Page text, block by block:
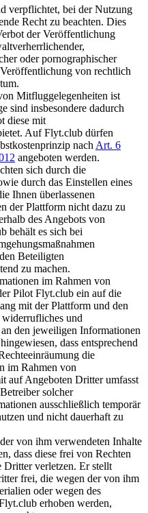
verpflichtet, bei der Nutzung
Recht zu beachten. Dies
der Veröffentlichung
oder pornographischer
von rechtlich
Mitfluggelegenheiten ist
sind insbesondere dadurch
diese mit
Auf Flyt.club dürfen
nach Art. 6
angeboten werden.
sich durch die
durch das Einstellen eines
Ihnen überlassenen
der Plattform nicht dazu zu
des Angebots von
behält es sich bei
Beteiligten
zu machen.
im Rahmen von
Pilot Flyt.club ein auf die
mit der Plattform und den
widerrufliches und
den jeweiligen Informationen
dass entsprechend
die
im Rahmen von
auf Angeboten Dritter umfasst
solcher
ausschließlich temporär
und nicht dauerhaft zu
von ihm verwendeten Inhalte
dass diese frei von Rechten
Dritter verletzen. Er stellt
frei, die wegen der von ihm
oder wegen des
erhoben werden,